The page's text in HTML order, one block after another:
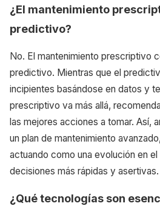
¿El mantenimiento
predictivo?
No. El mantenimiento prescriptivo
predictivo. Mientras que el
incipientes basándose en datos y
prescriptivo va más allá,
las mejores acciones a tomar. Así,
un plan de mantenimiento
actuando como una evolución en
decisiones más rápidas y asertivas.
¿Qué tecnologías son